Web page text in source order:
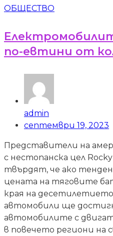
ОБЩЕСТВО
по-евтини от
admin
септември 19, 2023
Представители на
с нестопанска цел
твърдят, че ако
цената на тяговите
края на
автомобили ще
автомобилите с
в повечето региони на